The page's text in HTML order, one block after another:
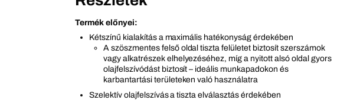
Termék előnyei:
Kétszínű kialakítás a maximális hatékonyság érdekében
A szöszmentes felső oldal tiszta felületet biztosít szerszámok
vagy alkatrészek elhelyezéséhez, míg a nyitott alsó oldal gyors
olajfelszívódást biztosít – ideális munkapadokon és
karbantartási területeken való használatra
Szelektív olajfelszívás a tiszta elválasztás érdekében